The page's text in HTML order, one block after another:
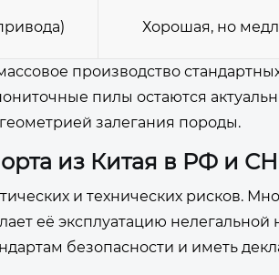
Хорошая, но
производство
пилы остаются
залегания породы.
из Китая в РФ и
и технических рисков.
её эксплуатацию нелегальной
безопасности и иметь